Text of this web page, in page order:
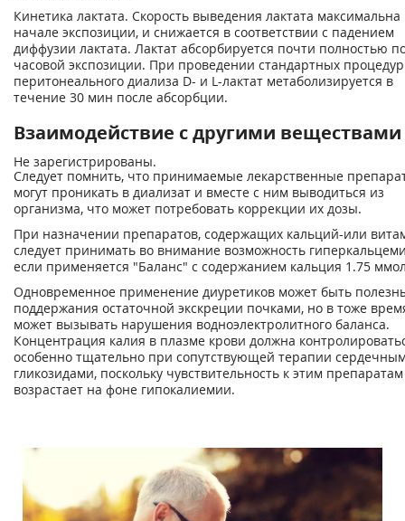
Кинетика лактата. Скорость выведения лактата максимальна
начале экспозиции, и снижается в соответствии с падением
диффузии лактата. Лактат абсорбируется почти полностью
часовой экспозиции. При проведении стандартных процедур
перитонеального диализа D- и L-лактат метаболизируется в
течение 30 мин после абсорбции.
Взаимодействие с другими веществами
Не зарегистрированы.
Следует помнить, что принимаемые лекарственные
могут проникать в диализат и вместе с ним выводиться из
организма, что может потребовать коррекции их дозы.
При назначении препаратов, содержащих кальций-или
следует принимать во внимание возможность
если применяется "Баланс" с содержанием кальция 1.75
Одновременное применение диуретиков может быть
поддержания остаточной экскреции почками, но в тоже
может вызывать нарушения водноэлектролитного баланса.
Концентрация калия в плазме крови должна
особенно тщательно при сопутствующей терапии
гликозидами, поскольку чувствительность к этим препаратам
возрастает на фоне гипокалиемии.